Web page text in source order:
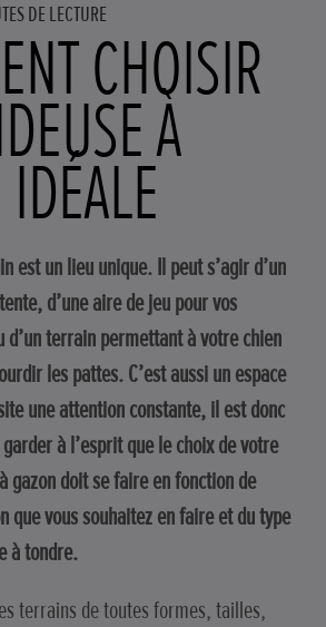
DE LECTURE
CHOISIR
À
est un lieu unique. Il peut s’agir d’un
d’une aire de jeu pour vos
d’un terrain permettant à votre chien
les pattes. C’est aussi un espace
une attention constante, il est donc
à l’esprit que le choix de votre
gazon doit se faire en fonction de
que vous souhaitez en faire et du type
à tondre.
terrains de toutes formes, tailles,